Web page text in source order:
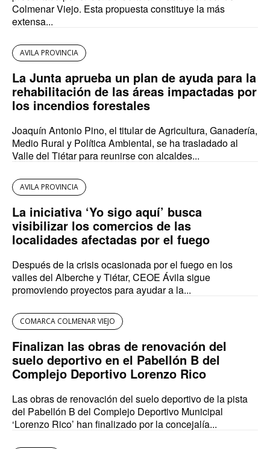
Colmenar Viejo. Esta propuesta constituye la más
extensa...
AVILA PROVINCIA
La Junta aprueba un plan de ayuda para la
rehabilitación de las áreas impactadas por
los incendios forestales
Joaquín Antonio Pino, el titular de Agricultura, Ganadería,
Medio Rural y Política Ambiental, se ha trasladado al
Valle del Tiétar para reunirse con alcaldes...
AVILA PROVINCIA
La iniciativa ‘Yo sigo aquí’ busca
visibilizar los comercios de las
localidades afectadas por el fuego
Después de la crisis ocasionada por el fuego en los
valles del Alberche y Tiétar, CEOE Ávila sigue
promoviendo proyectos para ayudar a la...
COMARCA COLMENAR VIEJO
Finalizan las obras de renovación del
suelo deportivo en el Pabellón B del
Complejo Deportivo Lorenzo Rico
Las obras de renovación del suelo deportivo de la pista
del Pabellón B del Complejo Deportivo Municipal
‘Lorenzo Rico’ han finalizado por la concejalía...